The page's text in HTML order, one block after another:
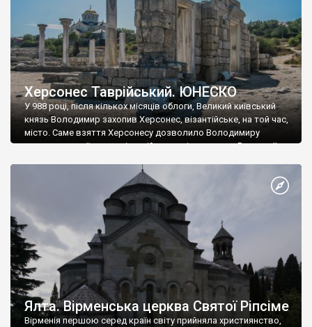
Херсонес Таврійський. ЮНЕСКО
У 988 році, після кількох місяців облоги, Великий київський
князь Володимир захопив Херсонес, візантійське, на той час,
місто. Саме взяття Херсонесу дозволило Володимиру
диктувати свої умови візантійському імператору Василю ІІ, та
Херсонесі Володимир-язичник, став Василем-християнином.
А потім було Хрещення Русі. На честь Херсонесу Таврійського
Ялта. Вірменська церква Святої Ріпсіме
Вірменія першою серед країн світу прийняла християнство,